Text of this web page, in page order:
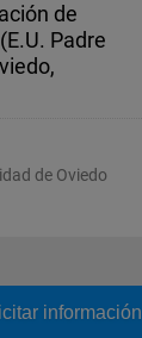
de
Padre
de Oviedo
información